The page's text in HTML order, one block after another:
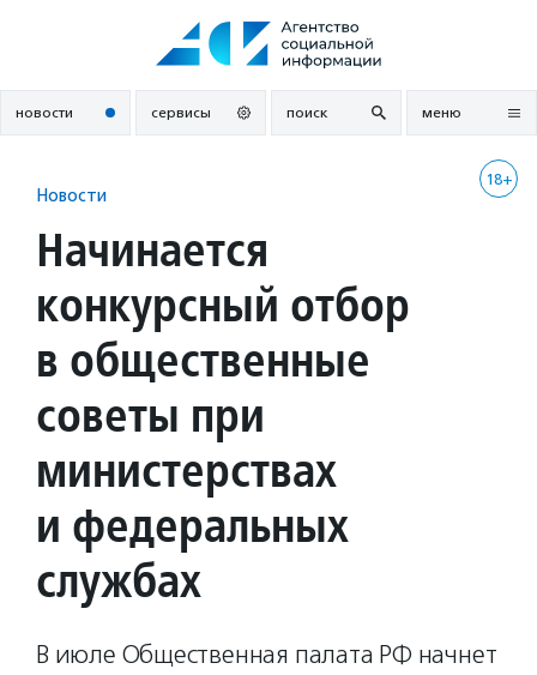
новости сервисы поиск меню
18+
Новости
Начинается
конкурсный отбор
в общественные
советы при
министерствах
и федеральных
службах
В июле Общественная палата РФ начнет